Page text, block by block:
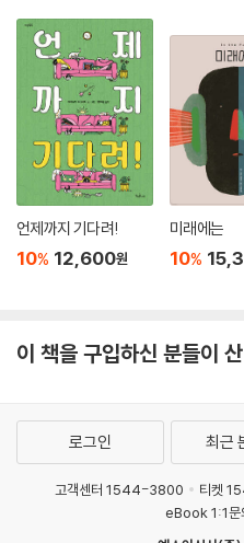
언제까지 기다려!
10% 12,600원
미래에는
10%
이 책을 구입하신 분들이
로그인 최근
고객센터 1544-3800 티켓
eBook 1:1문